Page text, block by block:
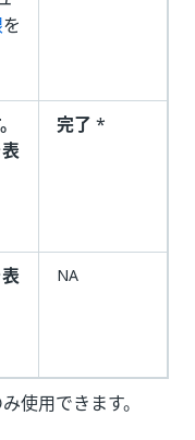
を
完了 *
NA
使用できます。